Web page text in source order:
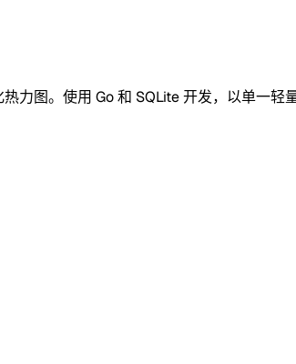
图。使用 Go 和 SQLite 开发，以单一轻